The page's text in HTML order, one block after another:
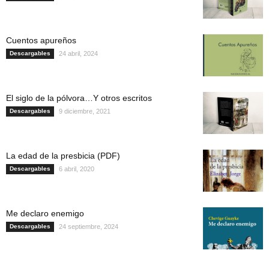
Cuentos apureños
Descargables 24 abril, 2024
El siglo de la pólvora…Y otros escritos
Descargables 9 diciembre, 2021
La edad de la presbicia (PDF)
Descargables 6 abril, 2020
Me declaro enemigo
Descargables 24 septiembre, 2024